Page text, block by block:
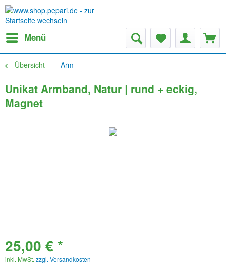
Menü
Übersicht Arm
Unikat Armband, Natur | rund + eckig,
Magnet
25,00 € *
inkl. MwSt. zzgl. Versandkosten